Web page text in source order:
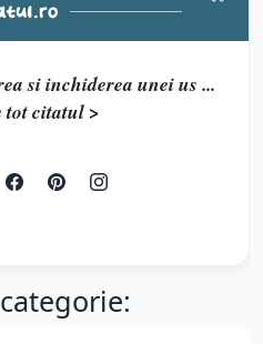
si inchiderea unei us ...
tot citatul >